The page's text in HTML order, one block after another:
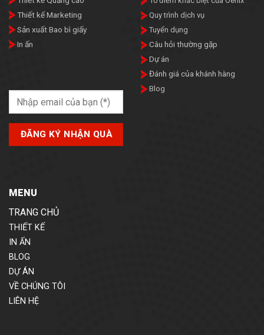
Thiết kế Marketing
Sản xuất Bao bì giấy
In ấn
Quy trình dịch vụ
Tuyển dụng
Câu hỏi thường gặp
Dự án
Đánh giá của khánh hàng
Blog
MENU
TRANG CHỦ
THIẾT KẾ
IN ẤN
BLOG
DỰ ÁN
VỀ CHÚNG TÔI
LIÊN HỆ